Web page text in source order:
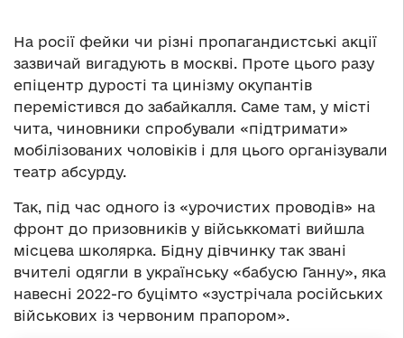
На росії фейки чи різні пропагандистські акції
зазвичай вигадують в москві. Проте цього разу
епіцентр дурості та цинізму окупантів
перемістився до забайкалля. Саме там, у місті
чита, чиновники спробували «підтримати»
мобілізованих чоловіків і для цього організували
театр абсурду.
Так, під час одного із «урочистих проводів» на
фронт до призовників у військкоматі вийшла
місцева школярка. Бідну дівчинку так звані
вчителі одягли в українську «бабусю Ганну», яка
навесні 2022-го буцімто «зустрічала російських
військових із червоним прапором».